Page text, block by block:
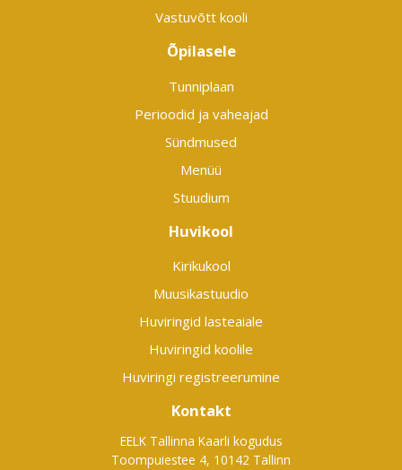
Vastuvõtt kooli
Õpilasele
Tunniplaan
Perioodid ja vaheajad
Sündmused
Menüü
Stuudium
Huvikool
Kirikukool
Muusikastuudio
Huviringid lasteaiale
Huviringid koolile
Huviringi registreerumine
Kontakt
EELK Tallinna Kaarli kogudus
Toompuiestee 4, 10142 Tallinn